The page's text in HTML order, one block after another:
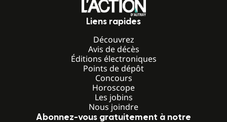
Liens rapides
Découvrez
Avis de décès
Éditions électroniques
Points de dépôt
Concours
Horoscope
Les jobins
Nous joindre
Abonnez-vous gratuitement à notre